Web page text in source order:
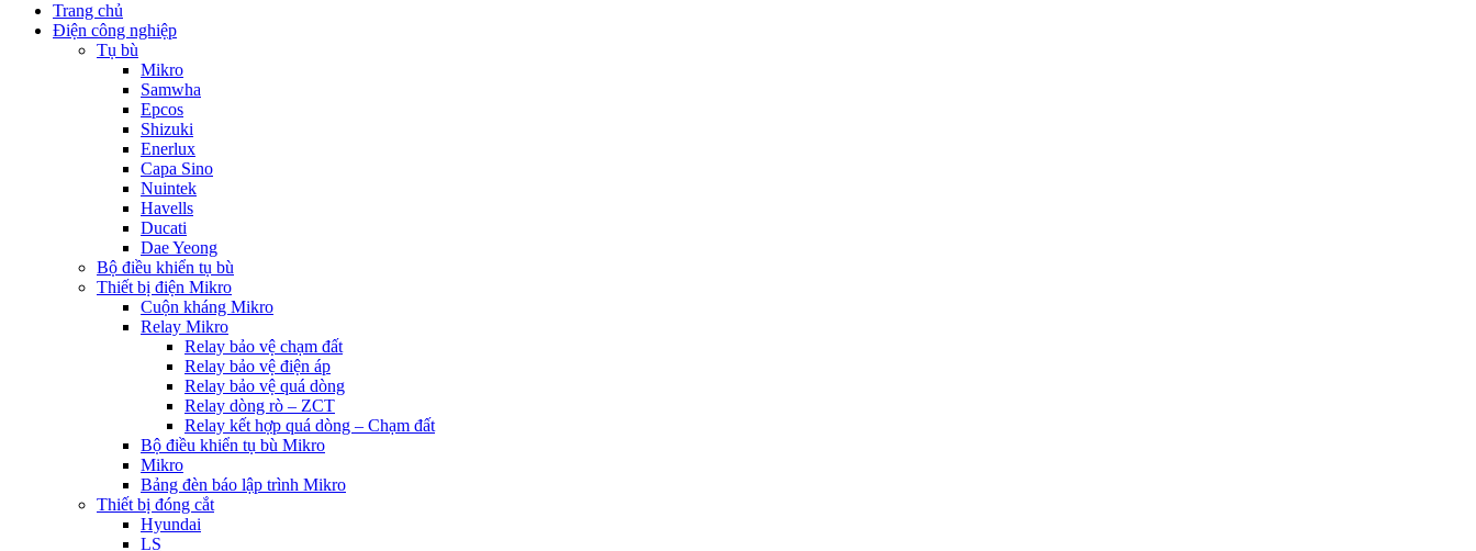
Trang chủ
Điện công nghiệp
Tụ bù
Mikro
Samwha
Epcos
Shizuki
Enerlux
Capa Sino
Nuintek
Havells
Ducati
Dae Yeong
Bộ điều khiển tụ bù
Thiết bị điện Mikro
Cuộn kháng Mikro
Relay Mikro
Relay bảo vệ chạm đất
Relay bảo vệ điện áp
Relay bảo vệ quá dòng
Relay dòng rò – ZCT
Relay kết hợp quá dòng – Chạm đất
Bộ điều khiển tụ bù Mikro
Mikro
Bảng đèn báo lập trình Mikro
Thiết bị đóng cắt
Hyundai
LS